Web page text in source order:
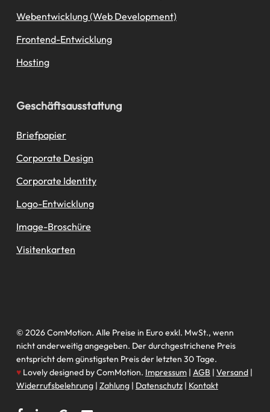
Webentwicklung (Web Development)
Frontend-Entwicklung
Hosting
Geschäftsausstattung
Briefpapier
Corporate Design
Corporate Identity
Logo-Entwicklung
Image-Broschüre
Visitenkarten
© 2026 ComMotion. Alle Preise in Euro exkl. MwSt., wenn
nicht anderweitig angegeben. Der durchgestrichene Preis
entspricht dem günstigsten Preis der letzten 30 Tage.
♥Lovely designed by ComMotion. Impressum| AGB | Versand|
Widerrufsbelehrung| Zahlung| Datenschutz| Kontakt